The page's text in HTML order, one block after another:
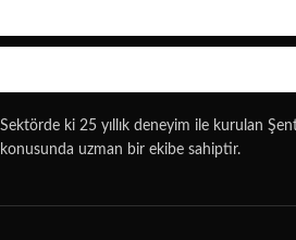
Sektörde ki 25 yıllık deneyim ile kurulan
konusunda uzman bir ekibe sahiptir.